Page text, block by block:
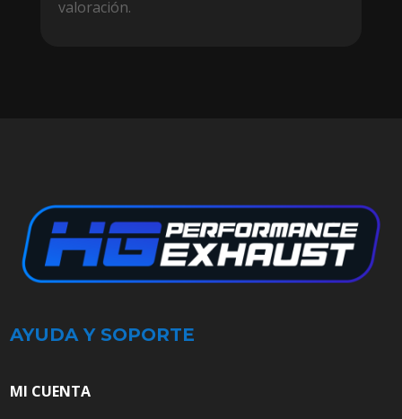
valoración.
AYUDA Y SOPORTE
MI CUENTA